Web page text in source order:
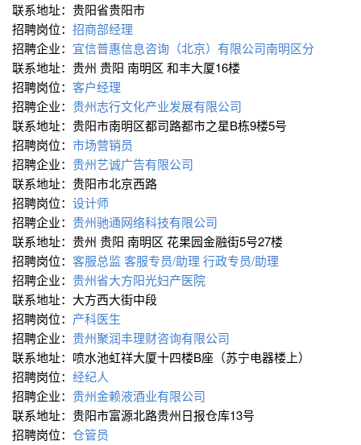
联系地址：贵阳省贵阳市
招聘岗位： 招商部经理
招聘企业： 宜信普惠信息咨询（北京）有限公司南明区分
联系地址：贵州 贵阳 南明区 和丰大厦16楼
招聘岗位： 客户经理
招聘企业： 贵州志行文化产业发展有限公司
联系地址：贵阳市南明区都司路都市之星B栋9楼5号
招聘岗位： 市场营销员
招聘企业： 贵州艺诚广告有限公司
联系地址：贵阳市北京西路
招聘岗位： 设计师
招聘企业： 贵州驰通网络科技有限公司
联系地址：贵州 贵阳 南明区 花果园金融街5号27楼
招聘岗位： 客服总监客服专员/助理 行政专员/助理
招聘企业： 贵州省大方阳光妇产医院
联系地址：大方西大街中段
招聘岗位： 产科医生
招聘企业： 贵州聚润丰理财咨询有限公司
联系地址：喷水池虹祥大厦十四楼B座（苏宁电器楼上）
招聘岗位： 经纪人
招聘企业： 贵州金赖液酒业有限公司
联系地址：贵阳市富源北路贵州日报仓库13号
招聘岗位： 仓管员